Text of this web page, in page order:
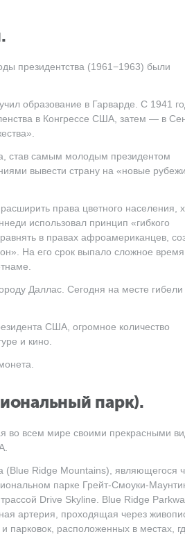
президентства (1961−1963) были
образование в Гарварде. С 1941
в Конгрессе США, затем — в
став самым молодым президентом
вывести страну на «новые
права цветного населения,
использовал принцип «гибкого
в правах афроамериканцев,
На его срок выпало сложное время
Даллас. Сегодня на месте гибели
США, огромное количество
и кино.
парк).
во всем мире своими прекрасными
(Blue Ridge Mountains), являющегося
парке Грейт-Смоуки-
Drive Skyline. Blue Ridge
артерия, проходящая через
расположенных в местах,